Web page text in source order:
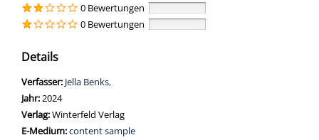
0 Bewertungen
0 Bewertungen
Details
Verfasser: Suche nach diesem Verfasser
Jella Benks,
Jahr: 2024
Verlag:Winterfeld Verlag
E-Medium:content sample